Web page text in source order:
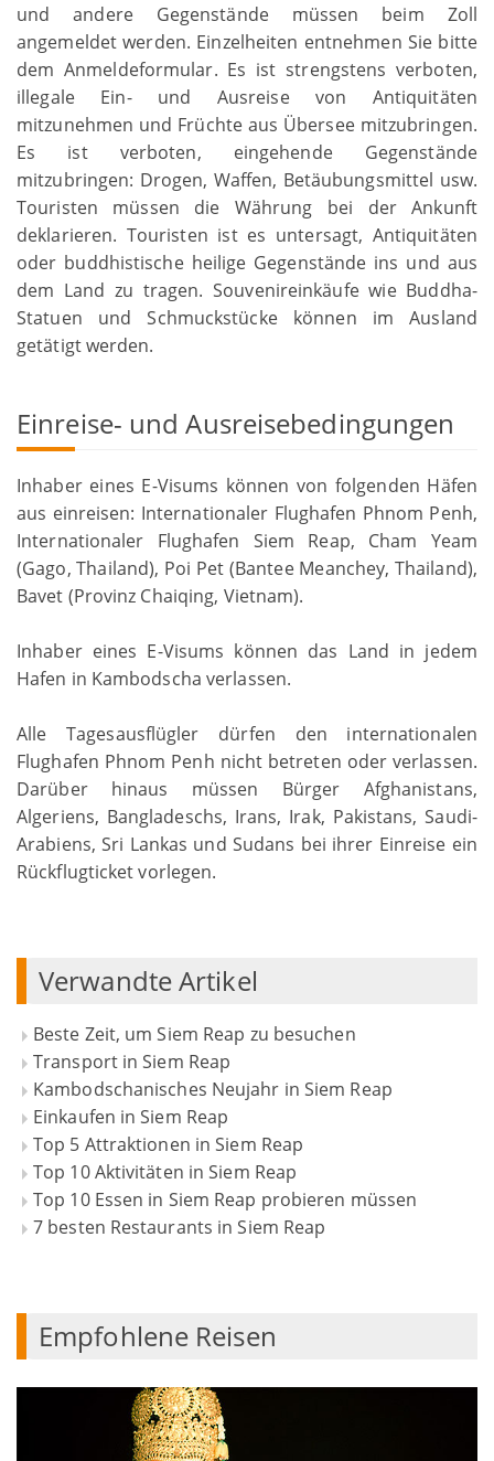
und andere Gegenstände müssen beim Zoll
angemeldet werden. Einzelheiten entnehmen Sie bitte
dem Anmeldeformular. Es ist strengstens verboten,
illegale Ein- und Ausreise von Antiquitäten
mitzunehmen und Früchte aus Übersee mitzubringen.
Es ist verboten, eingehende Gegenstände
mitzubringen: Drogen, Waffen, Betäubungsmittel usw.
Touristen müssen die Währung bei der Ankunft
deklarieren. Touristen ist es untersagt, Antiquitäten
oder buddhistische heilige Gegenstände ins und aus
dem Land zu tragen. Souvenireinkäufe wie Buddha-
Statuen und Schmuckstücke können im Ausland
getätigt werden.
Einreise- und Ausreisebedingungen
Inhaber eines E-Visums können von folgenden Häfen
aus einreisen: Internationaler Flughafen Phnom Penh,
Internationaler Flughafen Siem Reap, Cham Yeam
(Gago, Thailand), Poi Pet (Bantee Meanchey, Thailand),
Bavet (Provinz Chaiqing, Vietnam).
Inhaber eines E-Visums können das Land in jedem
Hafen in Kambodscha verlassen.
Alle Tagesausflügler dürfen den internationalen
Flughafen Phnom Penh nicht betreten oder verlassen.
Darüber hinaus müssen Bürger Afghanistans,
Algeriens, Bangladeschs, Irans, Irak, Pakistans, Saudi-
Arabiens, Sri Lankas und Sudans bei ihrer Einreise ein
Rückflugticket vorlegen.
Verwandte Artikel
Beste Zeit, um Siem Reap zu besuchen
Transport in Siem Reap
Kambodschanisches Neujahr in Siem Reap
Einkaufen in Siem Reap
Top 5 Attraktionen in Siem Reap
Top 10 Aktivitäten in Siem Reap
Top 10 Essen in Siem Reap probieren müssen
7 besten Restaurants in Siem Reap
Empfohlene Reisen